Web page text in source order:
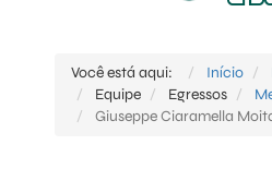
Você está aqui: Início
Equipe
Egressos
Giuseppe Ciaramella